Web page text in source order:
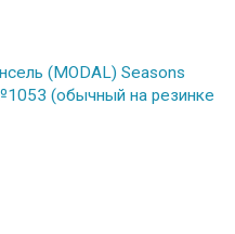
(MODAL) Seasons
(обычный на резинке